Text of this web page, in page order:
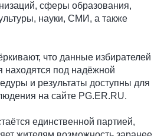
сферы образования,
науки, СМИ, а также
что данные избирателей
находятся под надёжной
и результаты доступны для
на сайте PG.ER.RU.
единственной партией,